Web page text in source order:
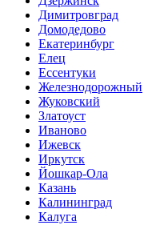
Димитровград
Домодедово
Екатеринбург
Елец
Ессентуки
Железнодорожный
Жуковский
Златоуст
Иваново
Ижевск
Иркутск
Йошкар-Ола
Казань
Калининград
Калуга